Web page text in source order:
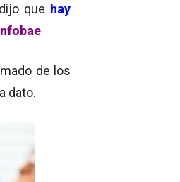
que hay
de los
dato.